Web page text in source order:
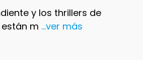
y los thrillers de
m ...ver más